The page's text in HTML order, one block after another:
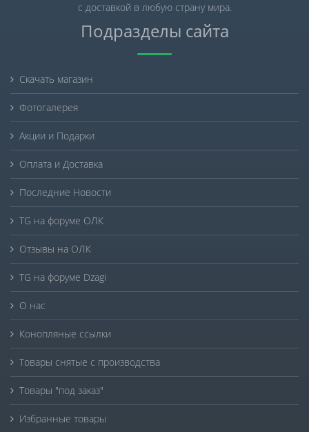
с доставкой в любую страну мира.
Подразделы сайта
Скачать магазин
Фотогалерея
Акции и Подарки
Оплата и Доставка
Последние Новости
TG на форуме ОЛК
Отзывы на ОЛК
TG на форуме Dzagi
О нас
Конопляные ссылки
Товары снятые с производства
Товары "под заказ"
Избранные товары